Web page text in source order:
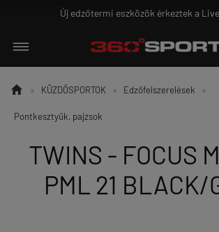
a LivePro-tól!
 » KÜZDŐSPORTOK » Edzőfelszerelések »
Pontkesztyűk, pajzsok
TWINS - FOCUS
PML 21 BLACK/